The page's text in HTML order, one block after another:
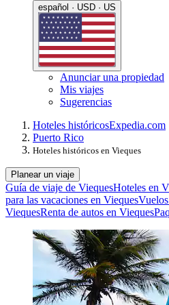
español · USD · US
Anunciar una propiedad
Mis viajes
Sugerencias
Hoteles históricosExpedia.com
Puerto Rico
Hoteles históricos en Vieques
Planear un viaje
Guía de viaje de ViequesHoteles en
para las vacaciones en Vieques
ViequesRenta de autos en Vieques